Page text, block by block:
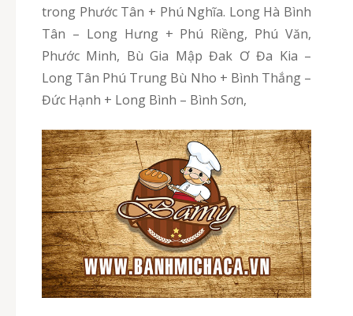
trong Phước Tân + Phú Nghĩa. Long Hà Bình
Tân – Long Hưng + Phú Riềng, Phú Văn,
Phước Minh, Bù Gia Mập Đak Ơ Đa Kia –
Long Tân Phú Trung Bù Nho + Bình Thắng –
Đức Hạnh + Long Bình – Bình Sơn,